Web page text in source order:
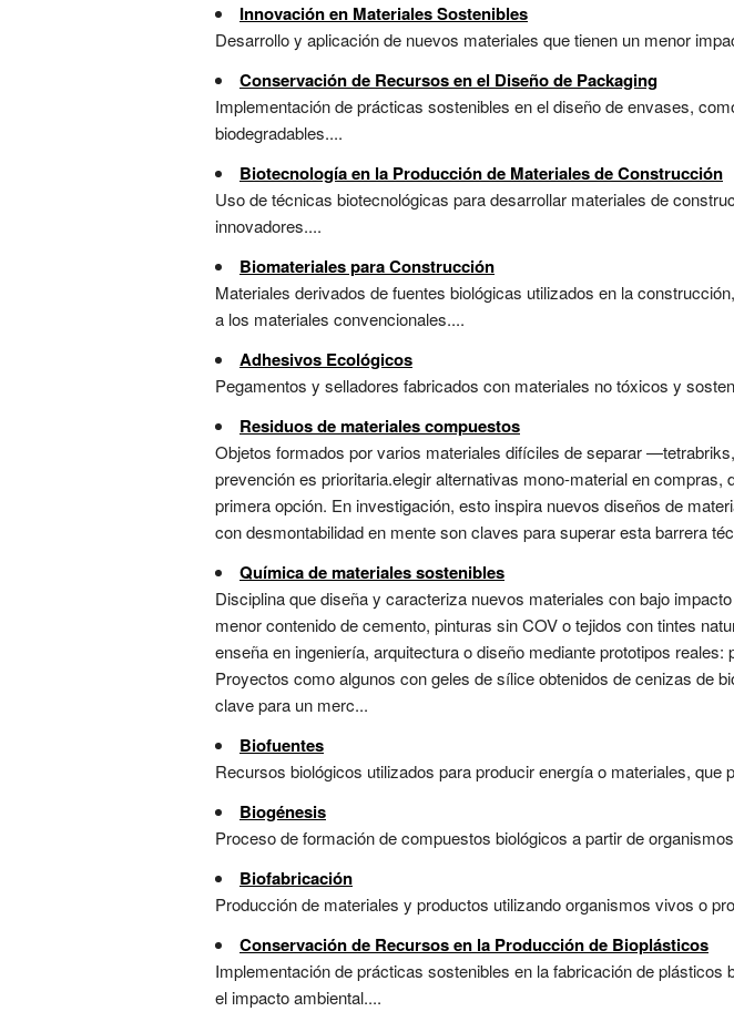
Innovación en Materiales Sostenibles
Desarrollo y aplicación de nuevos materiales que tienen un menor
Conservación de Recursos en el Diseño de Packaging
Implementación de prácticas sostenibles en el diseño de envases,
biodegradables....
Biotecnología en la Producción de Materiales de Construcción
Uso de técnicas biotecnológicas para desarrollar materiales de
innovadores....
Biomateriales para Construcción
Materiales derivados de fuentes biológicas utilizados en la
a los materiales convencionales....
Adhesivos Ecológicos
Pegamentos y selladores fabricados con materiales no tóxicos y
Residuos de materiales compuestos
Objetos formados por varios materiales difíciles de separar
prevención es prioritaria.elegir alternativas mono-material en
primera opción. En investigación, esto inspira nuevos diseños de
con desmontabilidad en mente son claves para superar esta barrera
Química de materiales sostenibles
Disciplina que diseña y caracteriza nuevos materiales con bajo
menor contenido de cemento, pinturas sin COV o tejidos con tintes
enseña en ingeniería, arquitectura o diseño mediante prototipos
Proyectos como algunos con geles de sílice obtenidos de cenizas de
clave para un merc...
Biofuentes
Recursos biológicos utilizados para producir energía o materiales, que
Biogénesis
Proceso de formación de compuestos biológicos a partir de
Biofabricación
Producción de materiales y productos utilizando organismos vivos o
Conservación de Recursos en la Producción de Bioplásticos
Implementación de prácticas sostenibles en la fabricación de
el impacto ambiental....